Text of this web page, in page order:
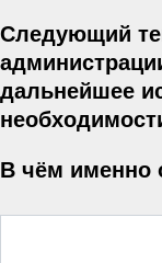
Следующий
дальнейшее
В чём именно